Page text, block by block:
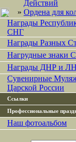
Действий
» Ордена для
Награды
СНГ
Награды Разных
Нагрудные знаки
Награды ДНР и
Сувенирные
Царской России
Ссылки
Профессиональные
Наш фотоальбом